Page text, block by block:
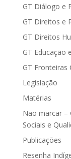
GT Diálogo e
GT Direitos e
GT Direitos
GT Educação
GT Fronteiras
Legislação
Matérias
Não marcar –
Sociais e
Publicações
Resenha